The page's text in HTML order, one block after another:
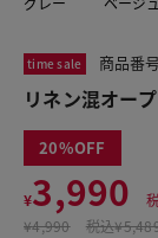
time sale 商品番
リネン混オー
20
¥3,990
¥4,990 税込
この商品をシ
リ